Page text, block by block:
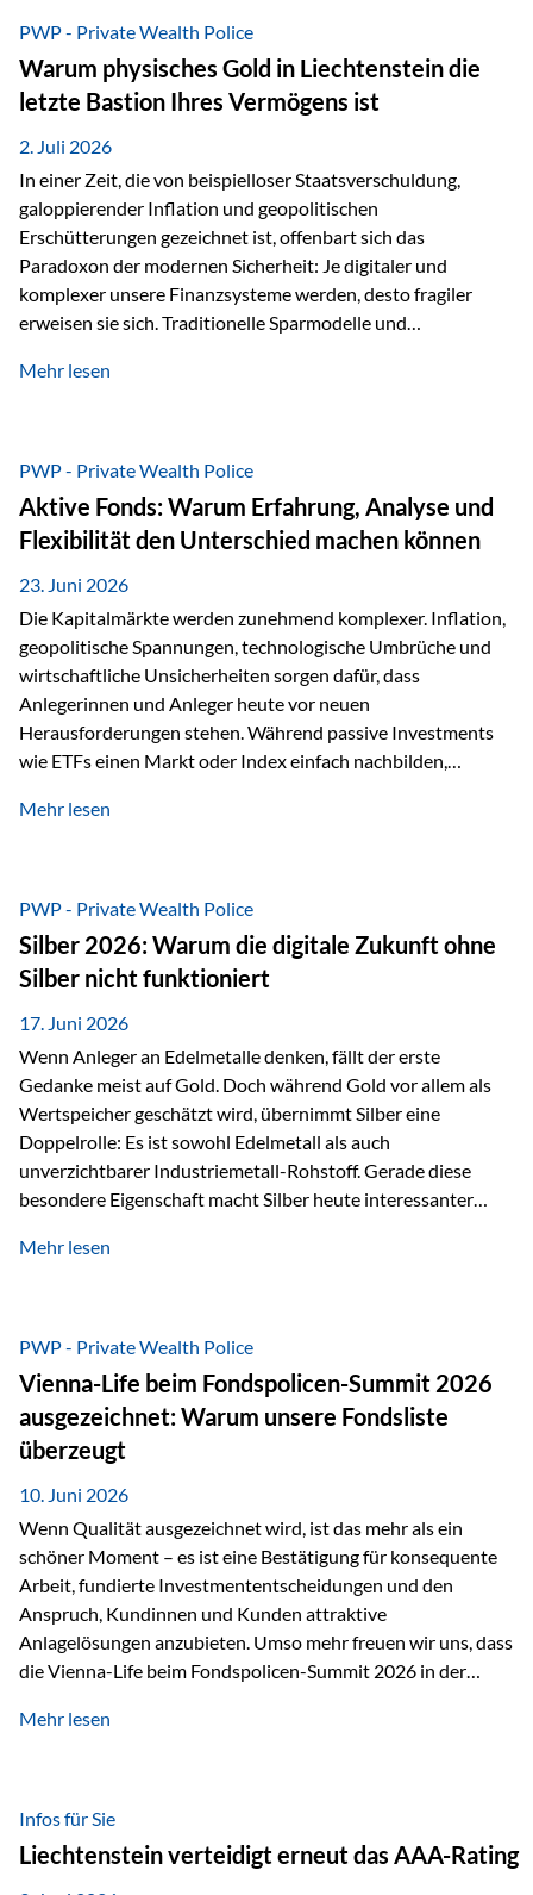
folgende Situation vor: Ein Vater schenkt seiner Tochter
einen Teil seines Vermögens. Einige Jahre später möchte die
Tochter das Geld kurzfristig verwenden, um…
PWP - Private Wealth Police
Warum physisches Gold in Liechtenstein die
letzte Bastion Ihres Vermögens ist
2. Juli 2026
In einer Zeit, die von beispielloser Staatsverschuldung,
galoppierender Inflation und geopolitischen
Erschütterungen gezeichnet ist, offenbart sich das
Paradoxon der modernen Sicherheit: Je digitaler und
komplexer unsere Finanzsysteme werden, desto fragiler
erweisen sie sich. Traditionelle Sparmodelle und
unumstößlich galten, versagen angesichts der expansiven
Nostalgie dar, sondern ist die modernste und strategisch
klügste Antwort auf globale Instabilität. Physische Werte
und der richtige Rechtsstandort sind heute keine bloße
Option mehr, sondern eine strategische Notwendigkeit. 1.
Der massive Aufwand hinter einem winzigen…
Mehr lesen
PWP - Private Wealth Police
Aktive Fonds: Warum Erfahrung, Analyse und
Flexibilität den Unterschied machen können
23. Juni 2026
Die Kapitalmärkte werden zunehmend komplexer. Inflation,
geopolitische Spannungen, technologische Umbrüche und
wirtschaftliche Unsicherheiten sorgen dafür, dass
Anlegerinnen und Anleger heute vor neuen
Herausforderungen stehen. Während passive Investments
wie ETFs einen Markt oder Index einfach nachbilden,
setzen auf die Expertise erfahrener Fondsmanager, die
Veränderungen geprägt ist, kann diese aktive
Herangehensweise einen entscheidenden Mehrwert bieten.
Was zeichnet aktive Fonds aus? Aktive Fonds verfolgen das
Ziel, nicht nur einen Markt abzubilden, sondern gezielt
Anlageentscheidungen zu treffen. Fondsmanager
analysieren Unternehmen,…
Mehr lesen
PWP - Private Wealth Police
Silber 2026: Warum die digitale Zukunft ohne
Silber nicht funktioniert
17. Juni 2026
Wenn Anleger an Edelmetalle denken, fällt der erste
Gedanke meist auf Gold. Doch während Gold vor allem als
Wertspeicher geschätzt wird, übernimmt Silber eine
Doppelrolle: Es ist sowohl Edelmetall als auch
unverzichtbarer Industriemetall-Rohstoff. Gerade diese
besondere Eigenschaft macht Silber heute interessanter
elektrischer – und genau dort spielt Silber eine
Leitfähigkeit aller Metalle. Diese Eigenschaft macht es für
zahlreiche Zukunftstechnologien praktisch unverzichtbar.
Silber findet sich unter anderem in: Solarmodulen
Elektrofahrzeugen Halbleitern Smartphones und Tablets…
Mehr lesen
PWP - Private Wealth Police
Vienna-Life beim Fondspolicen-Summit 2026
ausgezeichnet: Warum unsere Fondsliste
überzeugt
10. Juni 2026
Wenn Qualität ausgezeichnet wird, ist das mehr als ein
schöner Moment – es ist eine Bestätigung für konsequente
Arbeit, fundierte Investmententscheidungen und den
Anspruch, Kundinnen und Kunden attraktive
Anlagelösungen anzubieten. Umso mehr freuen wir uns, dass
die Vienna-Life beim Fondspolicen-Summit 2026 in der
dieser Ehrung ist der renommierte Fondspolicenreport der
analysiert und verglichen wurden. Das Ergebnis: Die ETF-
Auswahl der Vienna-Life zählt zu den drei besten Angeboten
am Markt. Für uns ist diese Auszeichnung eine Bestätigung
Mehr lesen
Infos für Sie
Liechtenstein verteidigt erneut das AAA-Rating